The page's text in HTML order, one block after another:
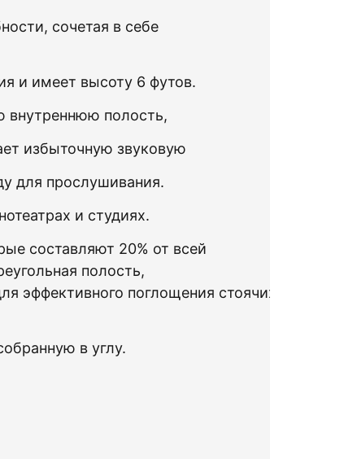
, сочетая в себе
и имеет высоту 6 футов.
внутреннюю полость,
избыточную звуковую
для прослушивания.
и студиях.
составляют 20% от всей
полость,
эффективного поглощения стоячих
в углу.